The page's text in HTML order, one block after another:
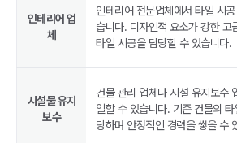
인테리어 업
체
인테리어 전문업체에서 타일 시
습니다. 디자인적 요소가 강한 고
타일 시공을 담당할 수 있습니다.
시설물 유지
보수
건물 관리 업체나 시설 유지보수
일할 수 있습니다. 기존 건물의
당하며 안정적인 경력을 쌓을 수